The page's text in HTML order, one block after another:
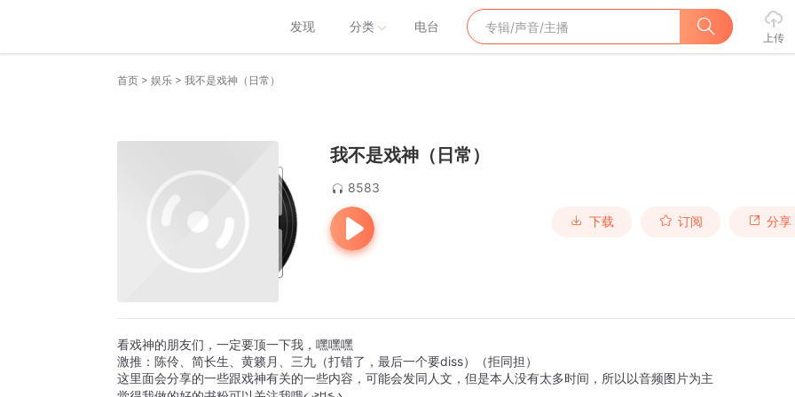
发现 分类 电台
上传
首页 > 娱乐 > 我不是戏神（日常）
我不是戏神（日常）
8583
下载 订阅 分享
看戏神的朋友们，一定要顶一下我，嘿嘿嘿
激推：陈伶、简长生、黄籁月、三九（打错了，最后一个要diss）（拒同担）
这里面会分享的一些跟戏神有关的一些内容，可能会发同人文，但是本人没有太多时间，所以以音频图片为主